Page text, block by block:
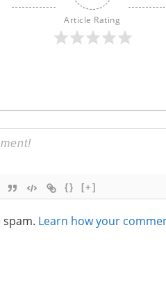
Article Rating
{} [+]
Learn how your